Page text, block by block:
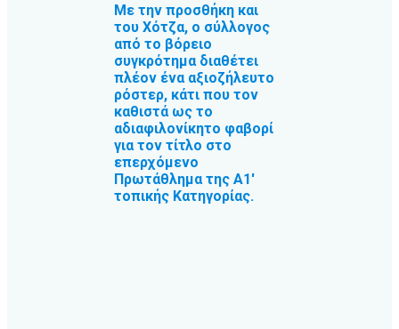
Με την προσθήκη και
του Χότζα, ο σύλλογος
από το βόρειο
συγκρότημα διαθέτει
πλέον ένα αξιοζήλευτο
ρόστερ, κάτι που τον
καθιστά ως το
αδιαφιλονίκητο φαβορί
για τον τίτλο στο
επερχόμενο
Πρωτάθλημα της Α1′
τοπικής Κατηγορίας.